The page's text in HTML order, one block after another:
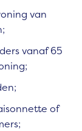
van
vanaf 65
of